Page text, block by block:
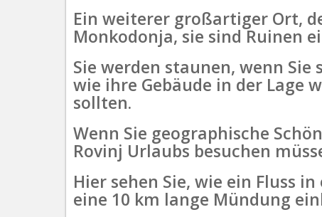
Ein weiterer großartiger Ort,
Monkodonja, sie sind Ruinen
Sie werden staunen, wenn Sie
wie ihre Gebäude in der Lage
sollten.
Wenn Sie geographische
Rovinj Urlaubs besuchen
Hier sehen Sie, wie ein Fluss
eine 10 km lange Mündung